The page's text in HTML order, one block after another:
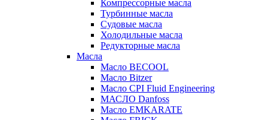
Компрессорные масла
Турбинные масла
Судовые масла
Холодильные масла
Редукторные масла
Масла
Масло BECOOL
Масло Bitzer
Масло CPI Fluid Engineering
МАСЛО Danfoss
Масло EMKARATE